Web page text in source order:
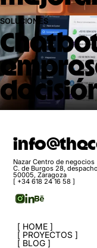
SOLUCIONES
Nazar Centro de negocios
C. de Burgos 28,
50005, Zaragoza
[ +34 618 24 16 58 ]
HOME
PROYECTOS
BLOG